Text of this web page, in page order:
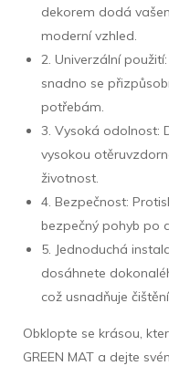
dekorem dodá
moderní vzhled.
2. Univerzální
snadno se
potřebám.
3. Vysoká odolnost:
vysokou
životnost.
4. Bezpečnost:
bezpečný pohyb po
5. Jednoduchá
dosáhnete
což usnadňuje
Obklopte se krásou,
GREEN MAT a dejte